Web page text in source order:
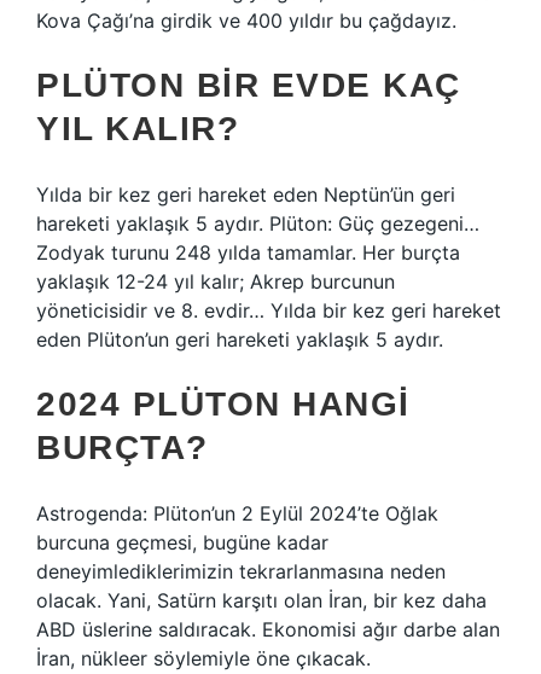
Kova Çağı’na girdik ve 400 yıldır bu çağdayız.
PLÜTON BIR EVDE KAÇ
YIL KALIR?
Yılda bir kez geri hareket eden Neptün’ün geri
hareketi yaklaşık 5 aydır. Plüton: Güç gezegeni…
Zodyak turunu 248 yılda tamamlar. Her burçta
yaklaşık 12-24 yıl kalır; Akrep burcunun
yöneticisidir ve 8. evdir… Yılda bir kez geri hareket
eden Plüton’un geri hareketi yaklaşık 5 aydır.
2024 PLÜTON HANGI
BURÇTA?
Astrogenda: Plüton’un 2 Eylül 2024’te Oğlak
burcuna geçmesi, bugüne kadar
deneyimlediklerimizin tekrarlanmasına neden
olacak. Yani, Satürn karşıtı olan İran, bir kez daha
ABD üslerine saldıracak. Ekonomisi ağır darbe alan
İran, nükleer söylemiyle öne çıkacak.